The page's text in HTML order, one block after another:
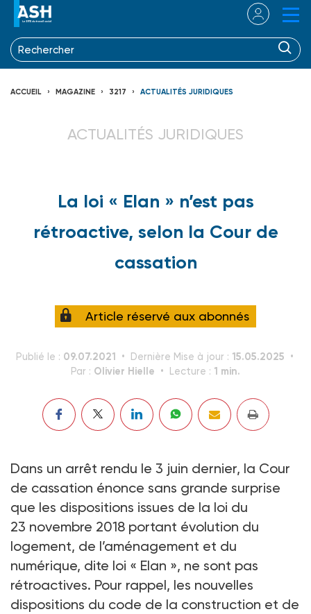
ACCUEIL MAGAZINE 3217 ACTUALITÉS JURIDIQUES
ACTUALITÉS JURIDIQUES
La loi « Elan » n’est pas
rétroactive, selon la Cour de
cassation
Article réservé aux abonnés
Publié le : 09.07.2021 Dernière Mise à jour : 15.05.2025
Par : Olivier Hielle Lecture : 1 min.
Dans un arrêt rendu le 3 juin dernier, la Cour
de cassation énonce sans grande surprise
que les dispositions issues de la loi du
23 novembre 2018 portant évolution du
logement, de l’aménagement et du
numérique, dite loi « Elan », ne sont pas
rétroactives. Pour rappel, les nouvelles
dispositions du code de la construction et de